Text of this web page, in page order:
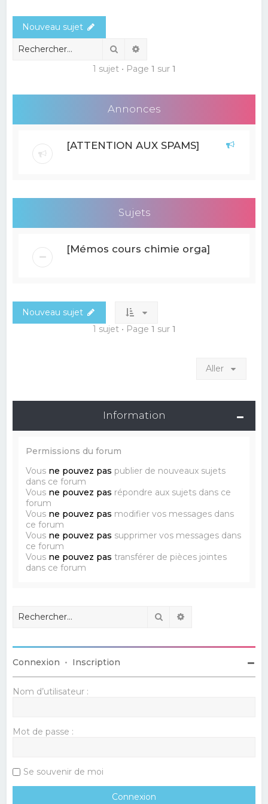
r
Nouveau sujet
Rechercher
1 sujet • Page 1 sur 1
Annonces
[ATTENTION AUX SPAMS]
Sujets
[Mémos cours chimie orga]
Nouveau sujet
1 sujet • Page 1 sur 1
Aller
Information
Permissions du forum
Vous ne pouvez pas publier de nouveaux sujets
dans ce forum
Vous ne pouvez pas répondre aux sujets dans ce
forum
Vous ne pouvez pas modifier vos messages dans
ce forum
Vous ne pouvez pas supprimer vos messages dans
ce forum
Vous ne pouvez pas transférer de pièces jointes
dans ce forum
Rechercher
Connexion • Inscription
Nom d’utilisateur :
Mot de passe :
Se souvenir de moi